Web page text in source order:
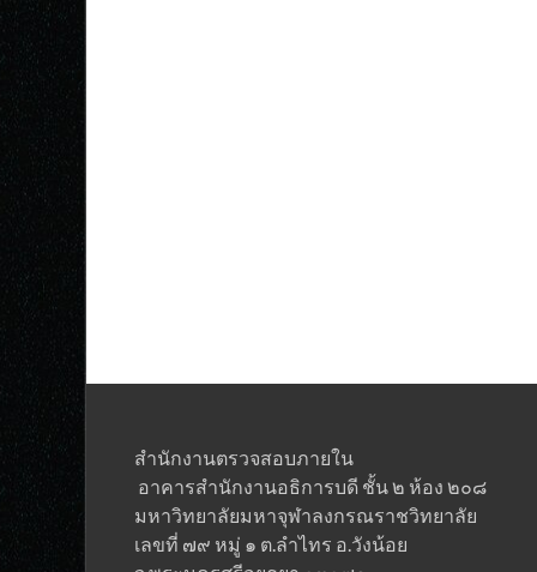
สำนักงานตรวจสอบภายใน
อาคารสำนักงานอธิการบดี ชั้น ๒ ห้อง ๒๐๘
มหาวิทยาลัยมหาจุฬาลงกรณราชวิทยาลัย
เลขที่ ๗๙ หมู่ ๑ ต.ลำไทร อ.วังน้อย